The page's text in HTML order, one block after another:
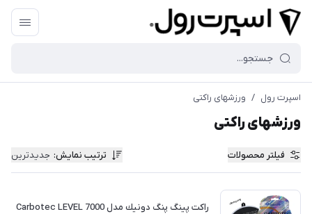
اسپرت رول / ورزشهای راکتی
ورزشهای راکتی
فیلتر محصولات ترتیب نمایش: جدیدترین
راكت پينگ پنگ دونيك مدل Carbotec LEVEL 7000